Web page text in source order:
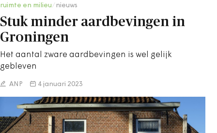
ruimte en milieu nieuws
Stuk minder aardbevingen in
Groningen
Het aantal zware aardbevingen is wel gelijk
gebleven
ANP 4 januari 2023